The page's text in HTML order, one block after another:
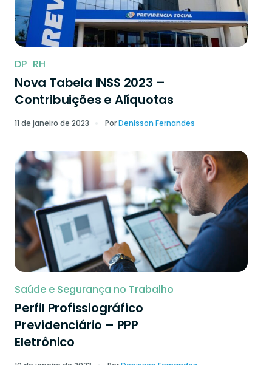
DP RH
Nova Tabela INSS 2023 –
Contribuições e Alíquotas
11 de janeiro de 2023 PorDenisson Fernandes
Saúde e Segurança no Trabalho
Perfil Profissiográfico
Previdenciário – PPP
Eletrônico